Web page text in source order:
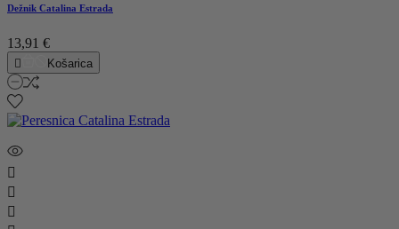
Dežnik Catalina Estrada
13,91 €
 Košarica


